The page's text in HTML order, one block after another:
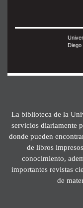
La biblioteca de la
servicios diariamente
donde pueden
de libros
conocimiento,
importantes revistas
de